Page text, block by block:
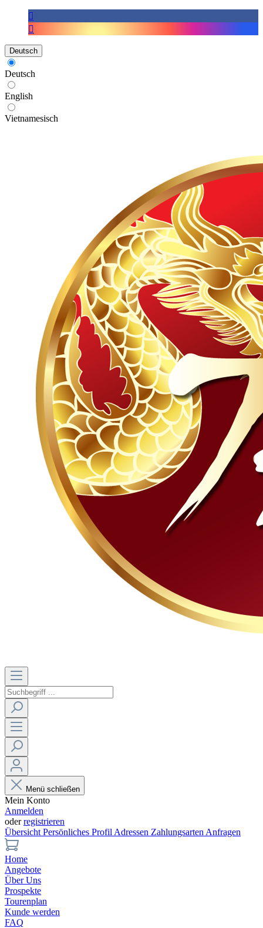
Deutsch
Deutsch
English
Vietnamesisch
Menü schließen
Mein Konto
Anmelden
oderregistrieren
Übersicht Persönliches Profil Adressen Zahlungsarten Anfragen
Home
Angebote
Über Uns
Prospekte
Tourenplan
Kunde werden
FAQ